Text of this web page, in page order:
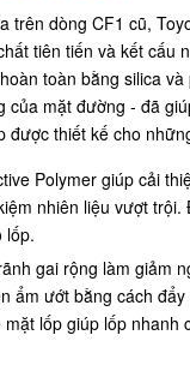
trên dòng CF1 cũ,
tiên tiến và kết cấu
toàn bằng silica
của mặt đường - đã
được thiết kế cho
Polymer giúp cải
nhiên liệu vượt trội.
lốp.
gai rộng làm giảm
ẩm ướt bằng cách
lốp giúp lốp nhanh